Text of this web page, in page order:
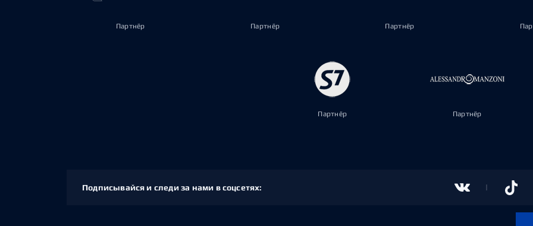
Партнёр Партнёр Партнёр
Партнёр Партнёр
Подписывайся и следи за нами в соцсетях: